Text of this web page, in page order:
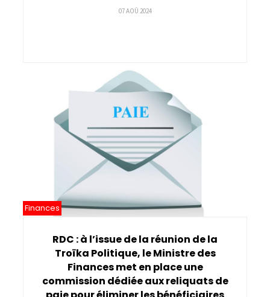
07 AOÛ 2024
Finances
RDC : à l’issue de la réunion de la
Troïka Politique, le Ministre des
Finances met en place une
commission dédiée aux reliquats de